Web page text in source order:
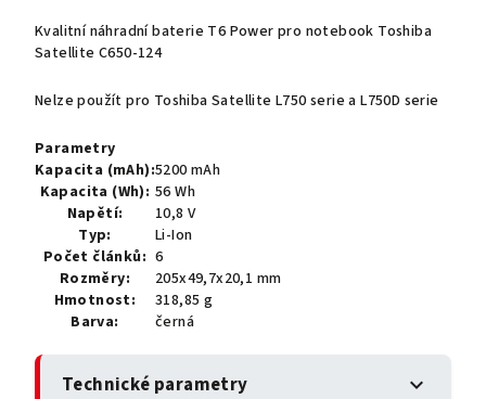
Kvalitní náhradní baterie T6 Power pro notebook Toshiba
Satellite C650-124
Nelze použít pro Toshiba Satellite L750 serie a L750D serie
Parametry
Kapacita (mAh):5200 mAh
Kapacita (Wh): 56 Wh
Napětí:
10,8 V
Typ:
Li-Ion
Počet článků: 6
Rozměry:
205x49,7x20,1 mm
Hmotnost:
318,85 g
Barva:
černá
Technické parametry expand_more